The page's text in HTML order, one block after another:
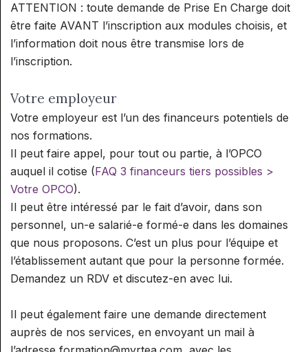
ATTENTION : toute demande de Prise En Charge doit
être faite AVANT l’inscription aux modules choisis, et
l’information doit nous être transmise lors de
l’inscription.
Votre employeur
Votre employeur est l’un des financeurs potentiels de
nos formations.
Il peut faire appel, pour tout ou partie, à l’OPCO
auquel il cotise (FAQ 3 financeurs tiers possibles >
Votre OPCO).
Il peut être intéressé par le fait d’avoir, dans son
personnel, un-e salarié-e formé-e dans les domaines
que nous proposons. C’est un plus pour l’équipe et
l’établissement autant que pour la personne formée.
Demandez un RDV et discutez-en avec lui.
Il peut également faire une demande directement
auprès de nos services, en envoyant un mail à